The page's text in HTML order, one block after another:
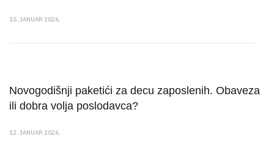
15. JANUAR 2026.
Novogodišnji paketići za decu zaposlenih. Obaveza
ili dobra volja poslodavca?
12. JANUAR 2026.